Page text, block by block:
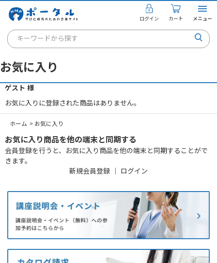
ログイン カート メニュー
キーワードから探す
通信講座
キャリアコンサルタント
書籍・教材
講座を探す
お知らせ
ご利用ガイド
個人のお客様
企業情報
採用情報
お気に入り
ゲスト 様
お気に入りに登録された商品はありません。
ホーム > お気に入り
お気に入り商品を他の端末と同期する
会員登録を行うと、お気に入り商品を他の端末と同期することがで
きます。
新規会員登録
ログイン